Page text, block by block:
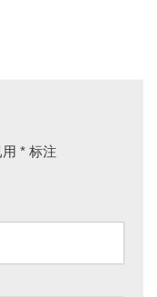
* 标注